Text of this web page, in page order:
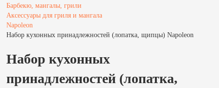
Барбекю, мангалы, грили
Аксессуары для гриля и мангала
Napoleon
Набор кухонных принадлежностей (лопатка, щипцы) Napoleon
Набор кухонных
принадлежностей (лопатка,